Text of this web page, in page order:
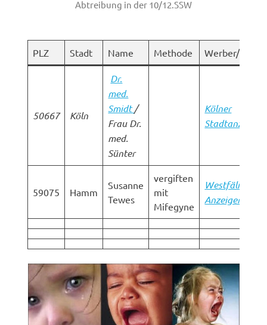
Abtreibung in der 10/12.SSW
PLZ Stadt Name Methode Werber/
50667 Köln
Dr.
med.
Smidt/
Frau Dr.
med.
Sünter
Kölner
Stadtanzeiger
59075 Hamm
Susanne
Tewes
vergiften
mit
Mifegyne
Westfälischer
Anzeiger